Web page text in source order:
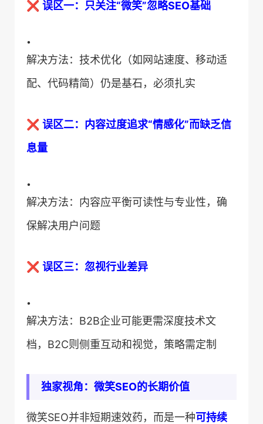
❌ ​ ​误区一：只关注“微笑”忽略SEO基础​
•
解决方法：技术优化（如网站速度、移动适
配、代码精简）仍是基石，必须扎实
❌ ​ ​误区二：内容过度追求“情感化”而缺乏信
息量​
•
解决方法：内容应平衡可读性与专业性，确
保解决用户问题
❌ ​ ​误区三：忽视行业差异​
•
解决方法：B2B企业可能更需深度技术文
档，B2C则侧重互动和视觉，策略需定制
​独家视角：微笑SEO的长期价值​
微笑SEO并非短期速效药，而是一种​​可持续